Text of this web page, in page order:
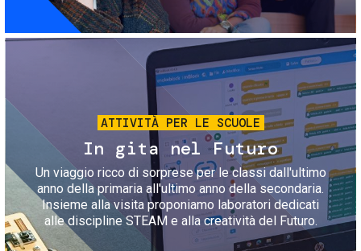
Immagine
ATTIVITÀ PER LE SCUOLE
In gita nel Futuro
Un viaggio ricco di sorprese per le classi dall'ultimo
anno della primaria all'ultimo anno della secondaria.
Insieme alla visita proponiamo laboratori dedicati
alle discipline STEAM e alla creatività del Futuro.